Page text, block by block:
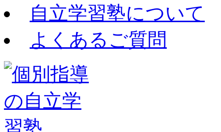
自立学習塾について
よくあるご質問